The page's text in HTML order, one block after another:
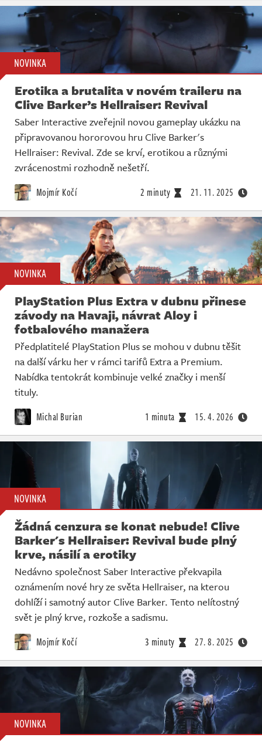
NOVINKA
Erotika a brutalita v novém traileru na
Clive Barker’s Hellraiser: Revival
Saber Interactive zveřejnil novou gameplay ukázku na
připravovanou hororovou hru Clive Barker's
Hellraiser: Revival. Zde se krví, erotikou a různými
zvrácenostmi rozhodně nešetří.
Mojmír Kočí 2 minuty 21. 11. 2025
NOVINKA
PlayStation Plus Extra v dubnu přinese
závody na Havaji, návrat Aloy i
fotbalového manažera
Předplatitelé PlayStation Plus se mohou v dubnu těšit
na další várku her v rámci tarifů Extra a Premium.
Nabídka tentokrát kombinuje velké značky i menší
tituly.
Michal Burian 1 minuta 15. 4. 2026
NOVINKA
Žádná cenzura se konat nebude! Clive
Barker's Hellraiser: Revival bude plný
krve, násilí a erotiky
Nedávno společnost Saber Interactive překvapila
oznámením nové hry ze světa Hellraiser, na kterou
dohlíží i samotný autor Clive Barker. Tento nelítostný
svět je plný krve, rozkoše a sadismu.
Mojmír Kočí 3 minuty 27. 8. 2025
NOVINKA